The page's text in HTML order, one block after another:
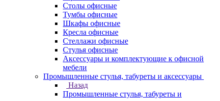
Столы офисные
Тумбы офисные
Шкафы офисные
Кресла офисные
Стеллажи офисные
Стулья офисные
Аксессуары и комплектующие к офисной
мебели
Промышленные стулья, табуреты и аксессуары
Назад
Промышленные стулья, табуреты и